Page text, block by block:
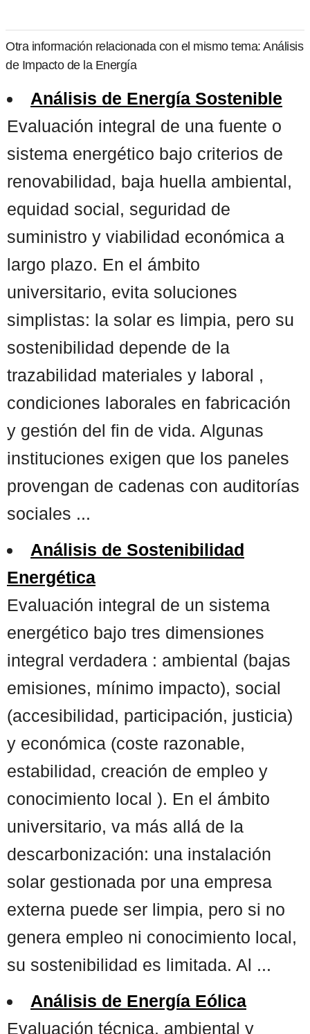
Otra información relacionada con el mismo tema: Análisis
de Impacto de la Energía
Análisis de Energía Sostenible
Evaluación integral de una fuente o
sistema energético bajo criterios de
renovabilidad, baja huella ambiental,
equidad social, seguridad de
suministro y viabilidad económica a
largo plazo. En el ámbito
universitario, evita soluciones
simplistas: la solar es limpia, pero su
sostenibilidad depende de la
trazabilidad materiales y laboral ,
condiciones laborales en fabricación
y gestión del fin de vida. Algunas
instituciones exigen que los paneles
provengan de cadenas con auditorías
sociales ...
Análisis de Sostenibilidad
Energética
Evaluación integral de un sistema
energético bajo tres dimensiones
integral verdadera : ambiental (bajas
emisiones, mínimo impacto), social
(accesibilidad, participación, justicia)
y económica (coste razonable,
estabilidad, creación de empleo y
conocimiento local ). En el ámbito
universitario, va más allá de la
descarbonización: una instalación
solar gestionada por una empresa
externa puede ser limpia, pero si no
genera empleo ni conocimiento local,
su sostenibilidad es limitada. Al ...
Análisis de Energía Eólica
Evaluación técnica, ambiental y